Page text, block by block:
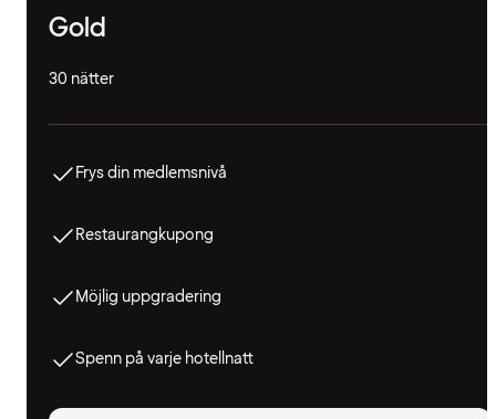
Gold
30 nätter
Frys din medlemsnivå
Restaurangkupong
Möjlig uppgradering
Spenn på varje hotellnatt